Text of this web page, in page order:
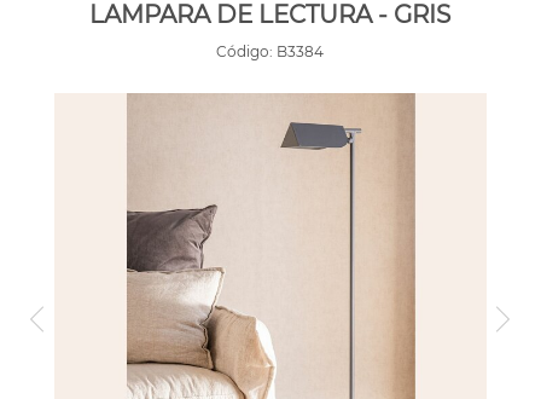
LAMPARA DE LECTURA - GRIS
Código: B3384